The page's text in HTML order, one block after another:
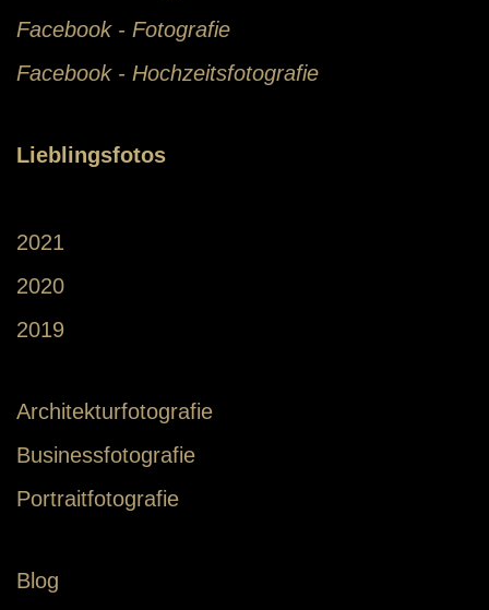
Facebook - Fotografie
Facebook - Hochzeitsfotografie
Lieblingsfotos
2021
2020
2019
Architekturfotografie
Businessfotografie
Portraitfotografie
Blog